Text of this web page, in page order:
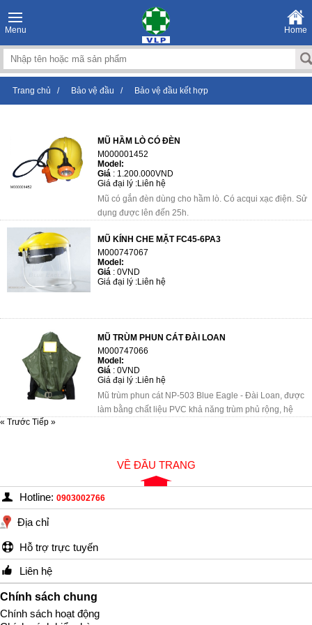
Menu Home
Trang chủ / Bảo vệ đầu / Bảo vệ đầu kết hợp
MŨ HẦM LÒ CÓ ĐÈN
M000001452
Model:
Giá : 1.200.000VND
Giá đại lý :Liên hệ
Mũ có gắn đèn dùng cho hầm lò. Có acqui xạc điện. Sử
dụng được lên đến 25h.
MŨ KÍNH CHE MẶT FC45-6PA3
M000747067
Model:
Giá : 0VND
Giá đại lý :Liên hệ
MŨ TRÙM PHUN CÁT ĐÀI LOAN
M000747066
Model:
Giá : 0VND
Giá đại lý :Liên hệ
Mũ trùm phun cát NP-503 Blue Eagle - Đài Loan, được
làm bằng chất liệu PVC khả năng trùm phủ rộng, hệ
« Trước Tiếp »
VỀ ĐẦU TRANG
Hotline: 0903002766
Địa chỉ
Hỗ trợ trực tuyến
Liên hệ
Chính sách chung
Chính sách hoạt động